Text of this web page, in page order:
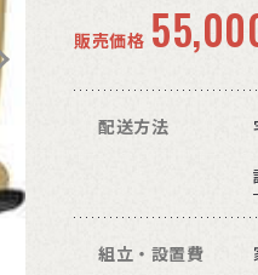
販売価格
配送方法
組立・設置費